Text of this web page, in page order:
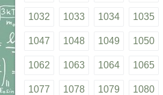
1032 1033 1034 1035
1047 1048 1049 1050
1062 1063 1064 1065
1077 1078 1079 1080